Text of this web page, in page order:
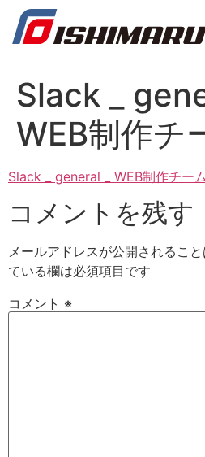
Slack _
WEB制作チ
Slack _ general _ WEB制作チーム
コメントを残す
メールアドレスが公開されること
ている欄は必須項目です
コメント ※